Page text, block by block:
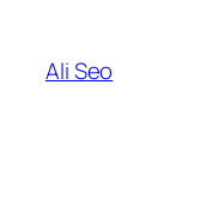
content
Ali Seo